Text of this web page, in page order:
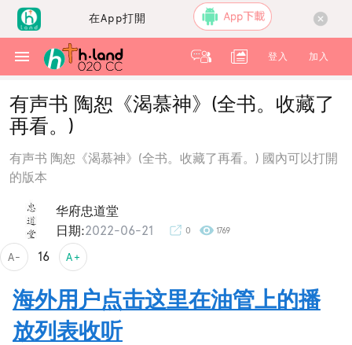
在App打開
登入 加入
有声书 陶恕《渴慕神》(全书。收藏了
再看。)
有声书 陶恕《渴慕神》(全书。收藏了再看。) 國內可以打開
的版本
华府忠道堂
日期:2022-06-21 0 1769
A- 16 A+
海外用户点击这里在油管上的播
放列表收听